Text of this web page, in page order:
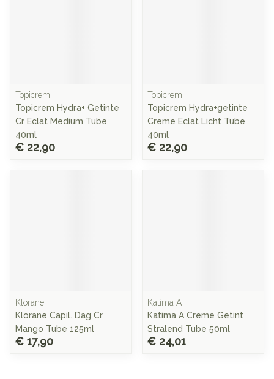
Topicrem
Topicrem Hydra+ Getinte
Cr Eclat Medium Tube
40ml
€ 22,90
Topicrem
Topicrem Hydra+getinte
Creme Eclat Licht Tube
40ml
€ 22,90
Klorane
Klorane Capil. Dag Cr
Mango Tube 125ml
€ 17,90
Katima A
Katima A Creme Getint
Stralend Tube 50ml
€ 24,01